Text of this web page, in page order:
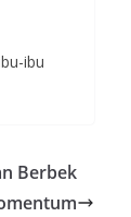
ibu
Berbek